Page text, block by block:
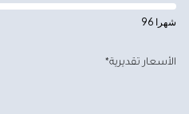
96 شهرا
الأسعار تقديرية*